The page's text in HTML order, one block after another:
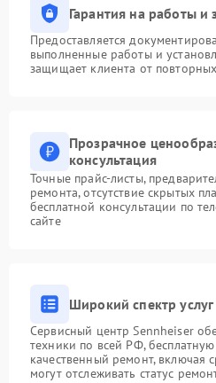
Гарантия на работы и
Предоставляется
выполненные работы и
защищает клиента от
Прозрачное
консультация
Точные прайс-листы,
ремонта, отсутствие скрытых
бесплатной консультации по
сайте
Широкий спектр услуг
Сервисный центр Sennheiser
техники по всей РФ,
качественный ремонт, включая
могут отслеживать статус